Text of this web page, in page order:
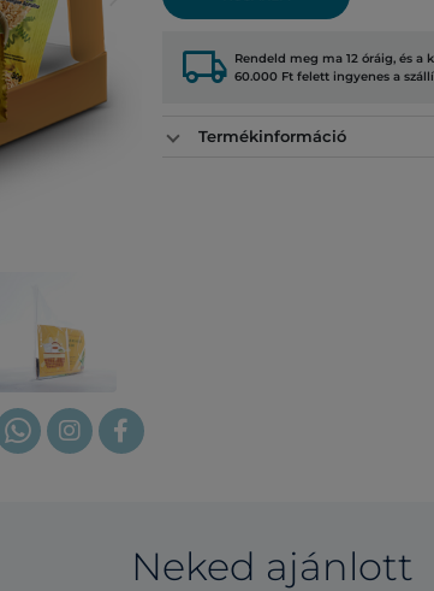
local_shipping Rendeld meg ma 12 óráig, és
60.000 Ft felett ingyenes a
Termékinformáció
Neked ajánlott